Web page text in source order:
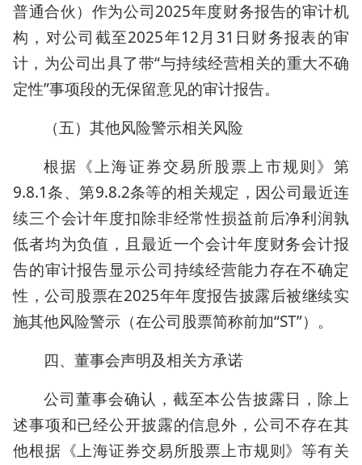
普通合伙）作为公司2025年度财务报告的审计机
构，对公司截至2025年12月31日财务报表的审
计，为公司出具了带“与持续经营相关的重大不确
定性”事项段的无保留意见的审计报告。
（五）其他风险警示相关风险
根据《上海证券交易所股票上市规则》第
9.8.1条、第9.8.2条等的相关规定，因公司最近连
续三个会计年度扣除非经常性损益前后净利润孰
低者均为负值，且最近一个会计年度财务会计报
告的审计报告显示公司持续经营能力存在不确定
性，公司股票在2025年年度报告披露后被继续实
施其他风险警示（在公司股票简称前加“ST”）。
四、董事会声明及相关方承诺
公司董事会确认，截至本公告披露日，除上
述事项和已经公开披露的信息外，公司不存在其
他根据《上海证券交易所股票上市规则》等有关